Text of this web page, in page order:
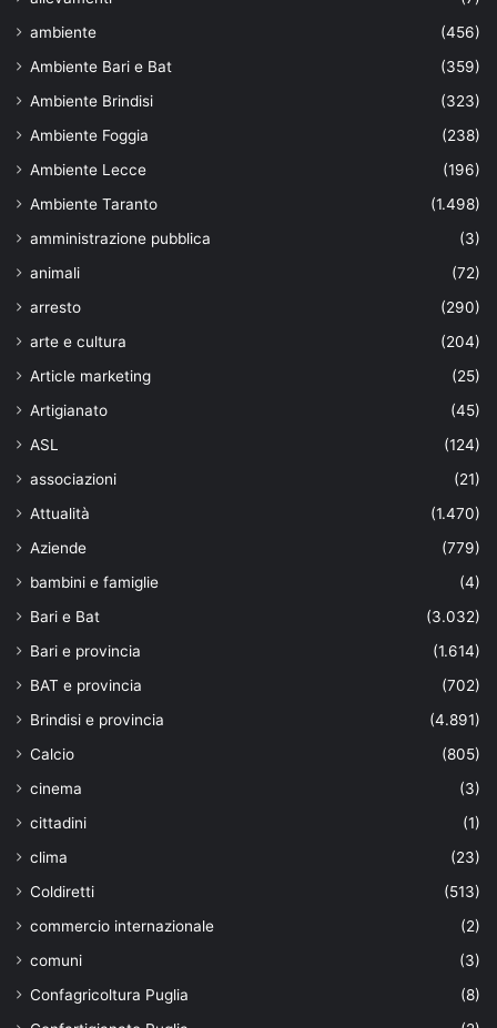
ambiente
(456)
Ambiente Bari e Bat
(359)
Ambiente Brindisi
(323)
Ambiente Foggia
(238)
Ambiente Lecce
(196)
Ambiente Taranto
(1.498)
amministrazione pubblica
(3)
animali
(72)
arresto
(290)
arte e cultura
(204)
Article marketing
(25)
Artigianato
(45)
ASL
(124)
associazioni
(21)
Attualità
(1.470)
Aziende
(779)
bambini e famiglie
(4)
Bari e Bat
(3.032)
Bari e provincia
(1.614)
BAT e provincia
(702)
Brindisi e provincia
(4.891)
Calcio
(805)
cinema
(3)
cittadini
(1)
clima
(23)
Coldiretti
(513)
commercio internazionale
(2)
comuni
(3)
Confagricoltura Puglia
(8)